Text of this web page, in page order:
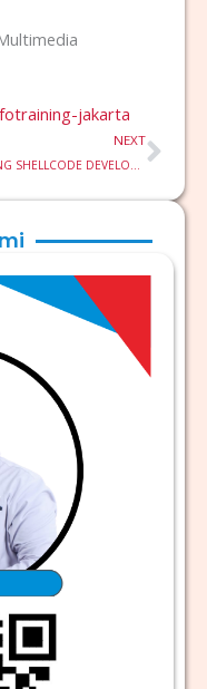
jakarta
NEXT
TRAINING SHELLCODE DEVELOPMENT